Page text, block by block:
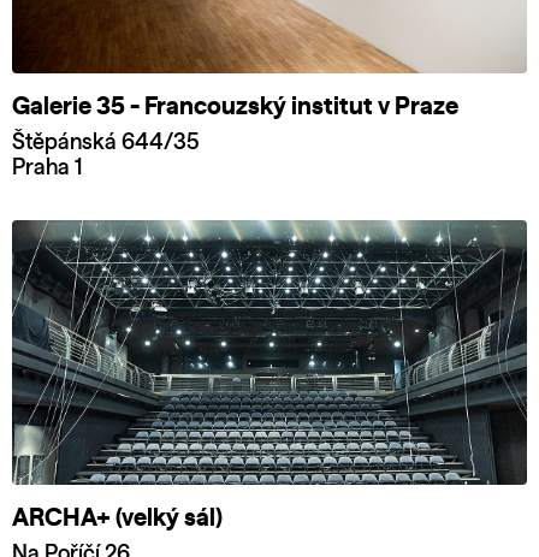
Galerie 35 - Francouzský institut v Praze
Štěpánská 644/35
Praha 1
ARCHA+ (velký sál)